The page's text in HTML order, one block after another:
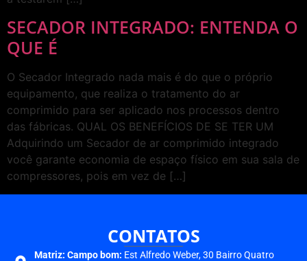
SECADOR INTEGRADO: ENTENDA O
QUE É
O Secador Integrado nada mais é do que o próprio
equipamento, que realiza o tratamento do ar
comprimido para ser aplicado nos processos dentro
das fábricas. QUAL OS BENEFÍCIOS DE SE TER UM
Adquirindo um Secador de ar comprimido integrado
você garante economia de espaço físico em sua sala de
compressores, pois em vez de […]
CONTATOS
Matriz: Campo bom: Est Alfredo Weber, 30 Bairro Quatro